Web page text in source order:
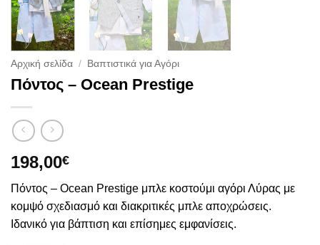
Αρχική σελίδα / Βαπτιστικά για Αγόρι
Πόντος – Ocean Prestige
198,00€
Πόντος – Ocean Prestige μπλε κοστούμι αγόρι Λύρας με
κομψό σχεδιασμό και διακριτικές μπλε αποχρώσεις.
Ιδανικό για βάπτιση και επίσημες εμφανίσεις.